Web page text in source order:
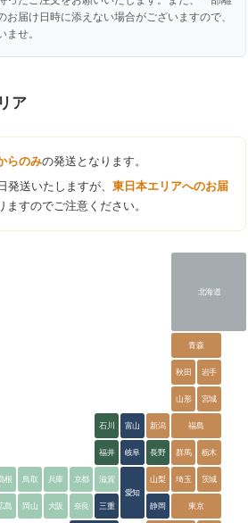
お届け日時に添えない場合がございますので、
ませ。
ア
らのみの発送となります。
発送いたしますが、東日本エリアへのお届
ますのでご注意ください。
北海道
青森
秋田 岩手
山形 宮城
福島
新潟
群馬 栃木
埼玉 茨城
東京
山梨
石川
福井 長野
富山
岐阜
愛知
静岡
三重
根 鳥取
島 岡山
兵庫 京都 滋賀
大阪 奈良